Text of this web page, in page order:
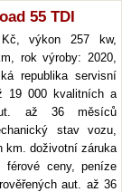
55 TDI
výkon 257 kw,
rok výroby: 2020,
republika servisní
19 000 kvalitních a
až 36 měsíců
stav vozu,
km. doživotní záruka
férové ceny, peníze
aut. až 36